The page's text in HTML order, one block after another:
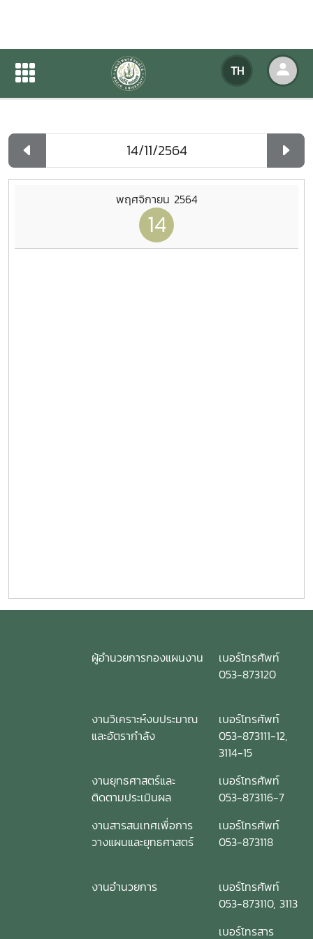
TH
ปฏิทินกิจกรรมของหน่วยงาน
ปฏิทินกิจกรรมของหน่วยงาน
พฤศจิกายน 2564
14
ผู้อำนวยการกองแผนงาน
เบอร์โทรศัพท์
053-873120
งานวิเคราะห์งบประมาณ
และอัตรากำลัง
เบอร์โทรศัพท์
053-873111-12,
3114-15
งานยุทธศาสตร์และ
ติดตามประเมินผล
เบอร์โทรศัพท์
053-873116-7
งานสารสนเทศเพื่อการ
วางแผนและยุทธศาสตร์
เบอร์โทรศัพท์
053-873118
งานอำนวยการ
เบอร์โทรศัพท์
053-873110, 3113
เบอร์โทรสาร